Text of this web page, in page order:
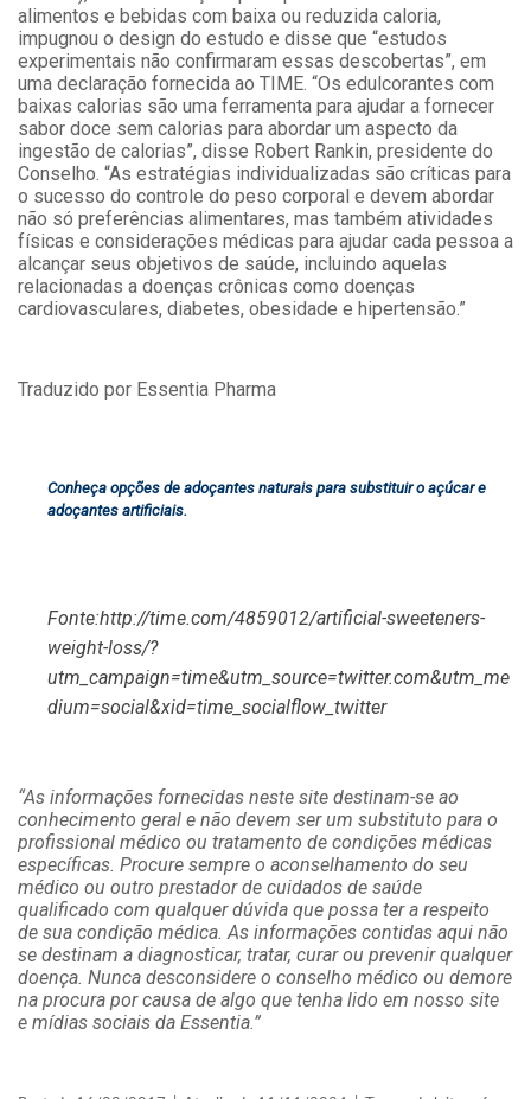
alimentos e bebidas com baixa ou reduzida caloria,
impugnou o design do estudo e disse que “estudos
experimentais não confirmaram essas descobertas”, em
uma declaração fornecida ao TIME. “Os edulcorantes com
baixas calorias são uma ferramenta para ajudar a fornecer
sabor doce sem calorias para abordar um aspecto da
ingestão de calorias”, disse Robert Rankin, presidente do
Conselho. “As estratégias individualizadas são críticas para
o sucesso do controle do peso corporal e devem abordar
não só preferências alimentares, mas também atividades
físicas e considerações médicas para ajudar cada pessoa a
alcançar seus objetivos de saúde, incluindo aquelas
relacionadas a doenças crônicas como doenças
cardiovasculares, diabetes, obesidade e hipertensão.”
Traduzido por Essentia Pharma
Conheça opções de adoçantes naturais para substituir o açúcar e
adoçantes artificiais.
Fonte:http://time.com/4859012/artificial-sweeteners-
weight-loss/?
utm_campaign=time&utm_source=twitter.com&utm_me
dium=social&xid=time_socialflow_twitter
“As informações fornecidas neste site destinam-se ao
conhecimento geral e não devem ser um substituto para o
profissional médico ou tratamento de condições médicas
específicas. Procure sempre o aconselhamento do seu
médico ou outro prestador de cuidados de saúde
qualificado com qualquer dúvida que possa ter a respeito
de sua condição médica. As informações contidas aqui não
se destinam a diagnosticar, tratar, curar ou prevenir qualquer
doença. Nunca desconsidere o conselho médico ou demore
na procura por causa de algo que tenha lido em nosso site
e mídias sociais da Essentia.”